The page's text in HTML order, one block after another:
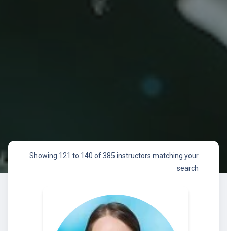
Showing 121 to 140 of 385 instructors matching your
search